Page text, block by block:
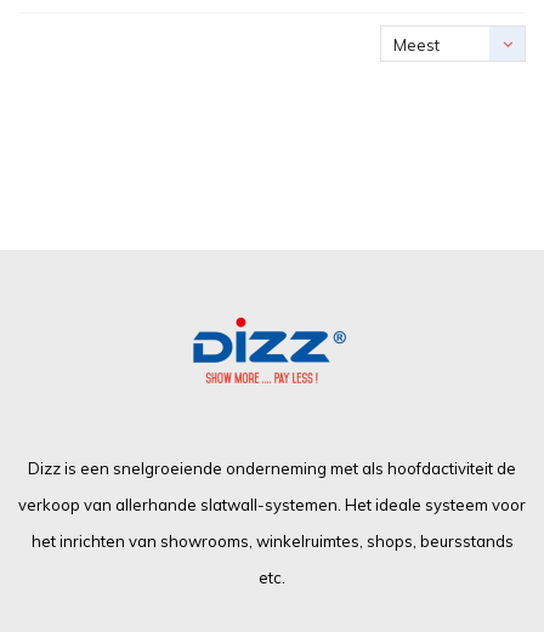
Meest
Dizz is een snelgroeiende onderneming met als hoofdactiviteit de
verkoop van allerhande slatwall-systemen. Het ideale systeem voor
het inrichten van showrooms, winkelruimtes, shops, beursstands
etc.